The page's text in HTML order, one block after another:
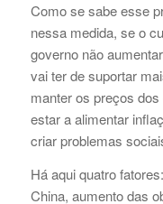
Como se sabe esse
nessa medida, se o
governo não
vai ter de suportar
manter os preços
estar a alimentar
criar problemas
Há aqui quatro
China, aumento das